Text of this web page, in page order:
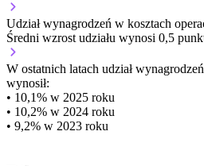
Udział wynagrodzeń w kosztach
Średni wzrost udziału wynosi 0,5
W ostatnich latach udział
wynosił:
• 10,1% w 2025 roku
• 10,2% w 2024 roku
• 9,2% w 2023 roku